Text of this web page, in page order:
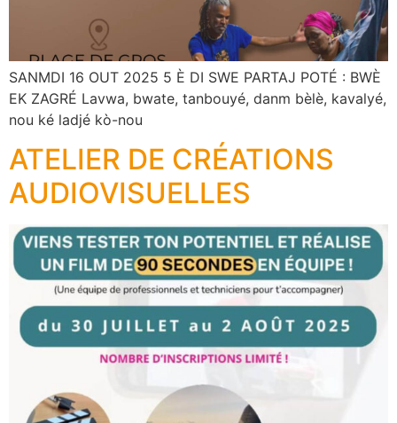
SANMDI 16 OUT 2025 5 È DI SWE PARTAJ POTÉ : BWÈ
EK ZAGRÉ Lavwa, bwate, tanbouyé, danm bèlè, kavalyé,
nou ké ladjé kò-nou
ATELIER DE CRÉATIONS
AUDIOVISUELLES